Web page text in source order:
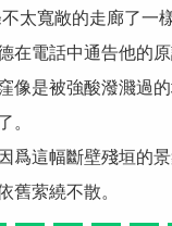
太寬敞的走廊了一
在電話中通告他的
像是被強酸潑濺過
。
爲這幅斷壁殘垣的
舊萦繞不散。